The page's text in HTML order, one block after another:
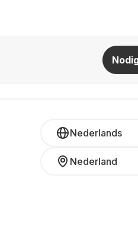
Nederlands
Nederland